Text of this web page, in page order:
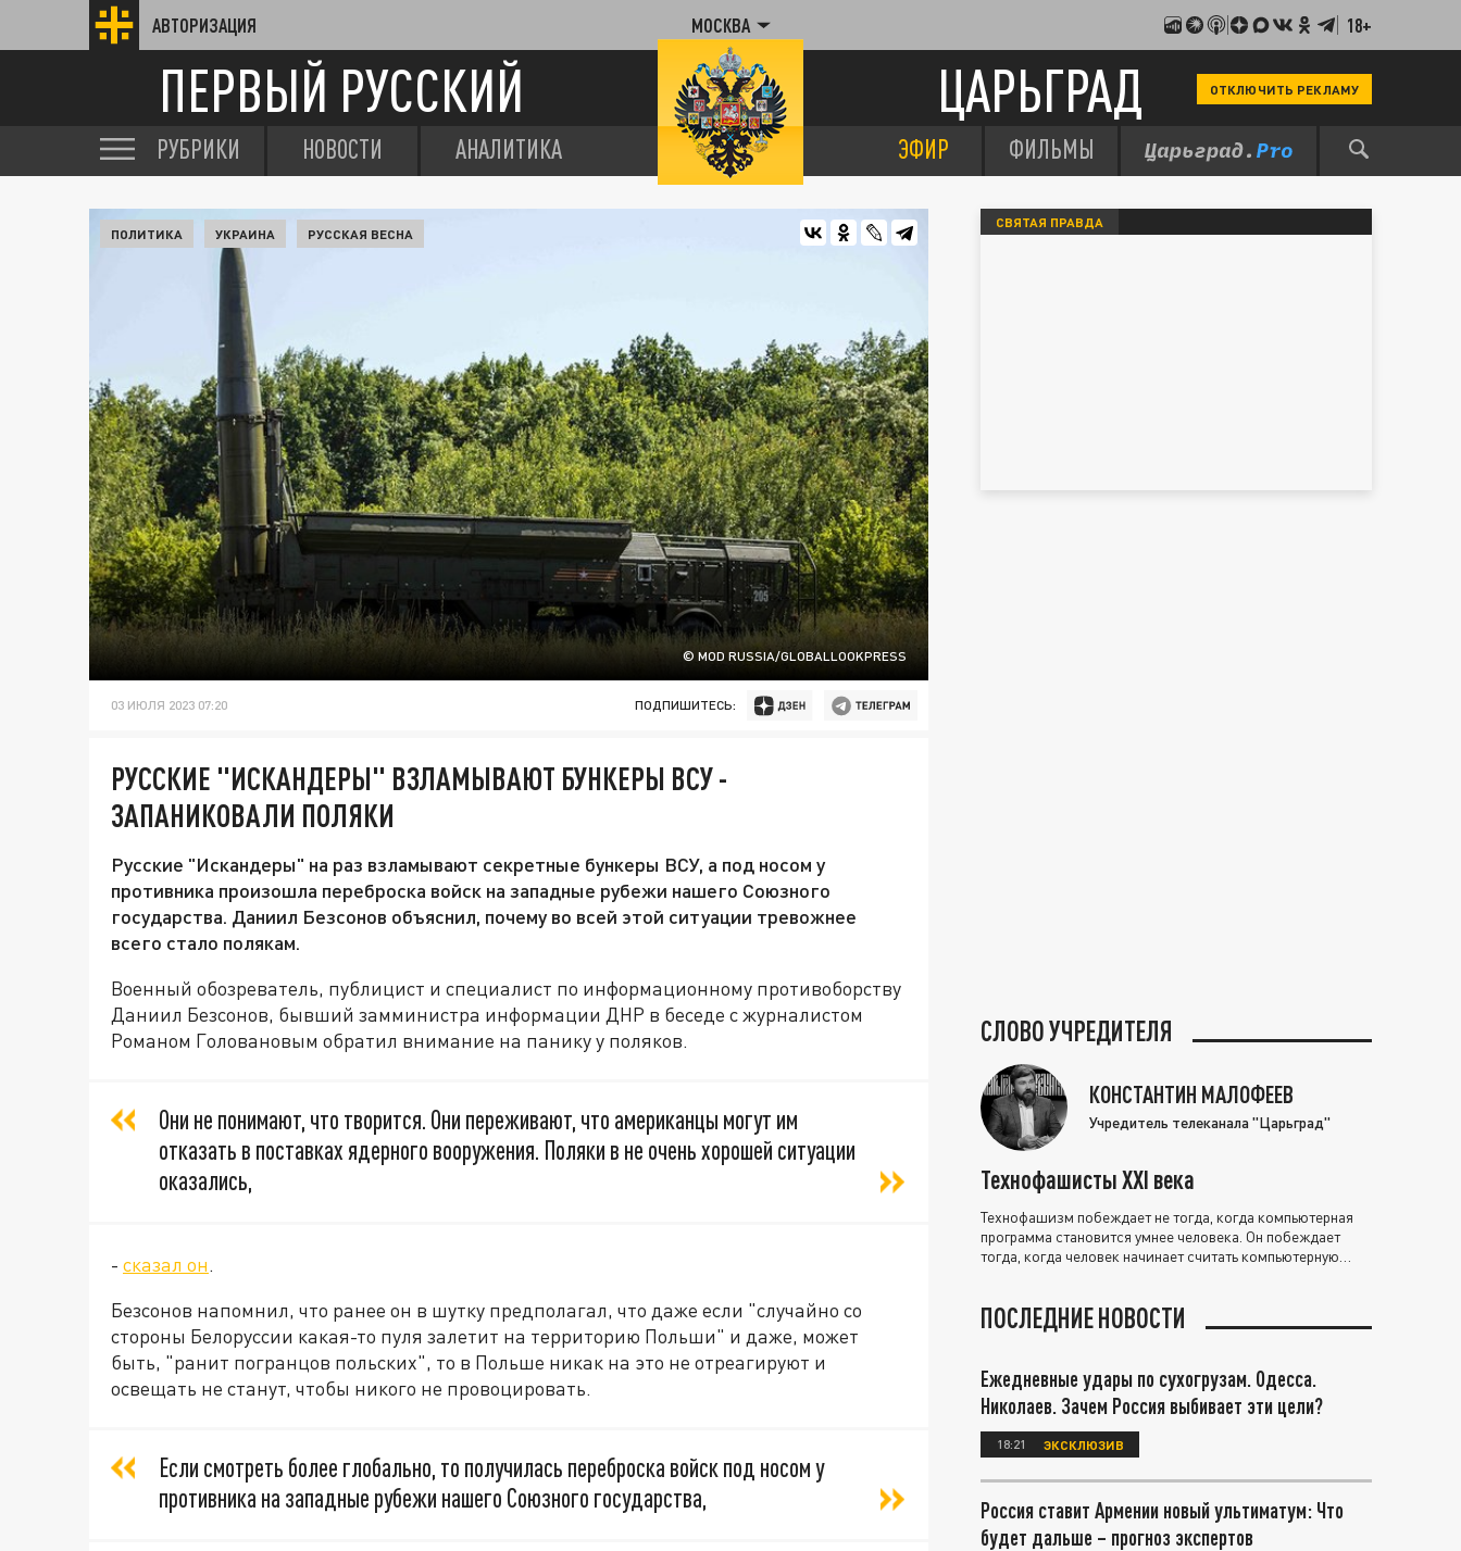
АВТОРИЗАЦИЯ МОСКВА 18+
ПЕРВЫЙ РУССКИЙ ЦАРЬГРАД ОТКЛЮЧИТЬ РЕКЛАМУ
РУБРИКИ НОВОСТИ АНАЛИТИКА ЭФИР ФИЛЬМЫ
© MOD RUSSIA/GLOBALLOOKPRESS
ПОЛИТИКА УКРАИНА РУССКАЯ ВЕСНА
03 ИЮЛЯ 2023 07:20 ПОДПИШИТЕСЬ:
РУССКИЕ "ИСКАНДЕРЫ" ВЗЛАМЫВАЮТ БУНКЕРЫ ВСУ -
ЗАПАНИКОВАЛИ ПОЛЯКИ
Русские "Искандеры" на раз взламывают секретные бункеры ВСУ, а под носом у
противника произошла переброска войск на западные рубежи нашего Союзного
государства. Даниил Безсонов объяснил, почему во всей этой ситуации тревожнее
всего стало полякам.
Военный обозреватель, публицист и специалист по информационному противоборству
Даниил Безсонов, бывший замминистра информации ДНР в беседе с журналистом
Романом Головановым обратил внимание на панику у поляков.
Они не понимают, что творится. Они переживают, что американцы могут им
отказать в поставках ядерного вооружения. Поляки в не очень хорошей ситуации
оказались,
- сказал он.
Безсонов напомнил, что ранее он в шутку предполагал, что даже если "случайно со
стороны Белоруссии какая-то пуля залетит на территорию Польши" и даже, может
быть, "ранит погранцов польских", то в Польше никак на это не отреагируют и
освещать не станут, чтобы никого не провоцировать.
Если смотреть более глобально, то получилась переброска войск под носом у
противника на западные рубежи нашего Союзного государства,
СВЯТАЯ ПРАВДА
СЛОВО УЧРЕДИТЕЛЯ
КОНСТАНТИН МАЛОФЕЕВ
Учредитель телеканала "Царьград"
Технофашисты XXI века
Технофашизм побеждает не тогда, когда компьютерная
программа становится умнее человека. Он побеждает
тогда, когда человек начинает считать компьютерную
ПОСЛЕДНИЕ НОВОСТИ
Ежедневные удары по сухогрузам. Одесса.
Николаев. Зачем Россия выбивает эти цели?
18:21 ЭКСКЛЮЗИВ
Россия ставит Армении новый ультиматум: Что
будет дальше – прогноз экспертов